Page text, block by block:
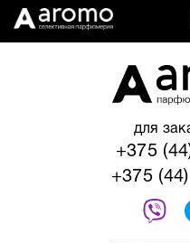
для
+375
+375